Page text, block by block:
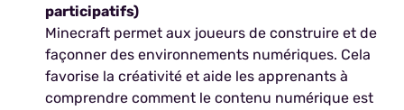
participatifs)
Minecraft permet aux joueurs de construire et de
façonner des environnements numériques. Cela
favorise la créativité et aide les apprenants à
comprendre comment le contenu numérique est